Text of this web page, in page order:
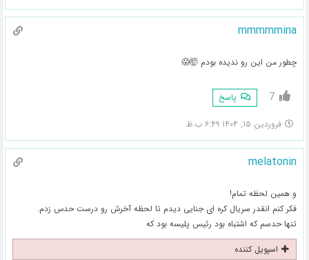
mmmmmina
چطور من این رو ندیده بودم 🤯😱
7 پاسخ
فروردین ۱۵, ۱۴۰۴ ۶:۴۹ ب.ظ
melatonin
و همین لحظه تمام!
فکر کنم انقدر سریال کره ای جنایی دیدم تا لحظه آخرش رو درست حدس زدم.
تنها حدسم که اشتباه بود رئیس پلیسه بود که
اسپویل کننده